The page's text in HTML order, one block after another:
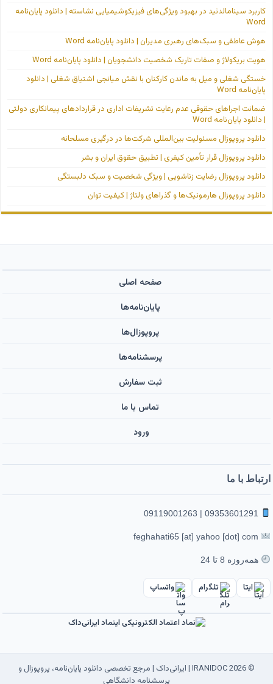
کاربرد سینامالدئید در بهبود ویژگی‌های فیزیکوشیمیایی نشاسته | دانلود پایان‌نامه
Word
هوش عاطفی و سبک‌های رهبری مدیران | دانلود پایان‌نامه Word
هویت بریکولاژ و صفات تاریک شخصیت دانشجویان | دانلود پایان‌نامه Word
خستگی شغلی و میل به ماندن کارکنان با نقش میانجی اشتیاق شغلی | دانلود
پایان‌نامه Word
ضمانت اجراهای حقوقی عدم رعایت تشریفات اداری در قراردادهای پیمانکاری دولتی
| دانلود پایان‌نامه Word
دانلود پروپوزال مسئولیت بین‌المللی شرکت‌ها در درگیری مسلحانه
دانلود پروپوزال قرار تأمین کیفری | تطبیق حقوق ایران و بشر
دانلود پروپوزال رضایت زناشویی | ویژگی شخصیت و سبک دلبستگی
دانلود پروپوزال هارمونیک‌ها و گذراهای ولتاژ | کیفیت توان
صفحه اصلی
پایان‌نامه‌ها
پروپوزال‌ها
پرسشنامه‌ها
ثبت سفارش
تماس با ما
ورود ‌
ارتباط با ما
همه‌روزه 8 تا 24
ایتا تلگرام واتساپ
© 2026 IRANIDOC | ایرانی‌داک | مرجع تخصصی دانلود پایان‌نامه، پروپوزال و
پرسشنامه دانشگاهی